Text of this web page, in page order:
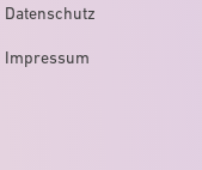
Datenschutz
Impressum